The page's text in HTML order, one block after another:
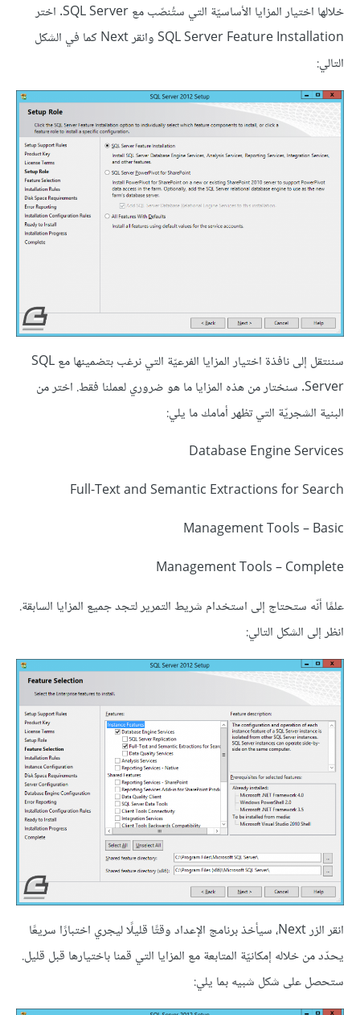
خلالها اختيار المزايا الأساسيّة التي ستُنصّب مع SQL Server. اختر
SQL Server Feature Installation وانقر Next كما في الشكل
التالي:
سننتقل إلى نافذة اختيار المزايا الفرعيّة التي نرغب بتضمينها مع SQL
Server. سنختار من هذه المزايا ما هو ضروري لعملنا فقط. اختر من
البنية الشجريّة التي تظهر أمامك ما يلي:
Database Engine Services
Full-Text and Semantic Extractions for Search
Management Tools – Basic
Management Tools – Complete
علمًا أنّه ستحتاج إلى استخدام شريط التمرير لتجد جميع المزايا السابقة.
انظر إلى الشكل التالي:
انقر الزر Next، سيأخذ برنامج الإعداد وقتًا قليلًا ليجري اختبارًا سريعًا
يحدّد من خلاله إمكانيّة المتابعة مع المزايا التي قمنا باختيارها قبل قليل.
ستحصل على شكل شبيه بما يلي: